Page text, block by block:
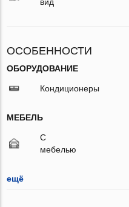
ОСОБЕННОСТИ
ОБОРУДОВАНИЕ
Кондиционеры
МЕБЕЛЬ
С
мебелью
ещё